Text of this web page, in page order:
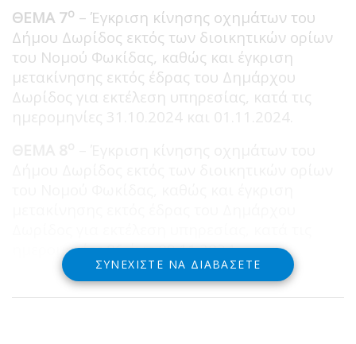
ΘΕΜΑ 7ο – Έγκριση κίνησης οχημάτων του
Δήμου Δωρίδος εκτός των διοικητικών ορίων
του Νομού Φωκίδας, καθώς και έγκριση
μετακίνησης εκτός έδρας του Δημάρχου
Δωρίδος για εκτέλεση υπηρεσίας, κατά τις
ημερομηνίες 31.10.2024 και 01.11.2024.
ημερομηνίες 06 έως 09.11.2024.
ΣΥΝΕΧΊΣΤΕ ΝΑ ΔΙΑΒΆΣΕΤΕ